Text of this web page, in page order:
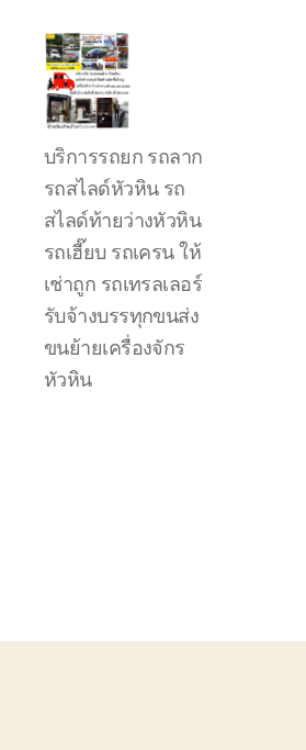
ลาก
รถ
สไลด์
เขต
หัวหิน
24
ชั่วโมง
ติดต่อ
โทร
บริการรถยก รถลาก
รถสไลด์หัวหิน รถ
สไลด์ท้ายว่างหัวหิน
รถเฮี๊ยบ รถเครน ให้
เช่าถูก รถเทรลเลอร์
รับจ้างบรรทุกขนส่ง
ขนย้ายเครื่องจักร
หัวหิน